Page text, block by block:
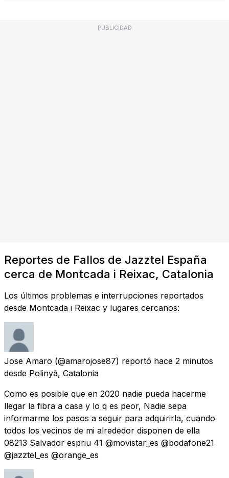
PUBLICIDAD
Reportes de Fallos de Jazztel España
cerca de Montcada i Reixac, Catalonia
Los últimos problemas e interrupciones reportados
desde Montcada i Reixac y lugares cercanos:
Jose Amaro (@amarojose87) reportó hace 2 minutos
desde Polinyà, Catalonia
Como es posible que en 2020 nadie pueda hacerme
llegar la fibra a casa y lo q es peor, Nadie sepa
informarme los pasos a seguir para adquirirla, cuando
todos los vecinos de mi alrededor disponen de ella
08213 Salvador espriu 41 @movistar_es @bodafone21
@jazztel_es @orange_es